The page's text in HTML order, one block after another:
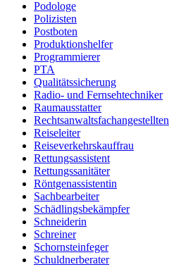
Podologe
Polizisten
Postboten
Produktionshelfer
Programmierer
PTA
Qualitätssicherung
Radio- und Fernsehtechniker
Raumausstatter
Rechtsanwaltsfachangestellten
Reiseleiter
Reiseverkehrskauffrau
Rettungsassistent
Rettungssanitäter
Röntgenassistentin
Sachbearbeiter
Schädlingsbekämpfer
Schneiderin
Schreiner
Schornsteinfeger
Schuldnerberater